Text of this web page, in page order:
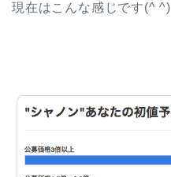
現在はこんな感じです(^ ^)